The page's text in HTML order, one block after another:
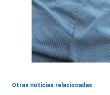
Otras noticias relacionadas